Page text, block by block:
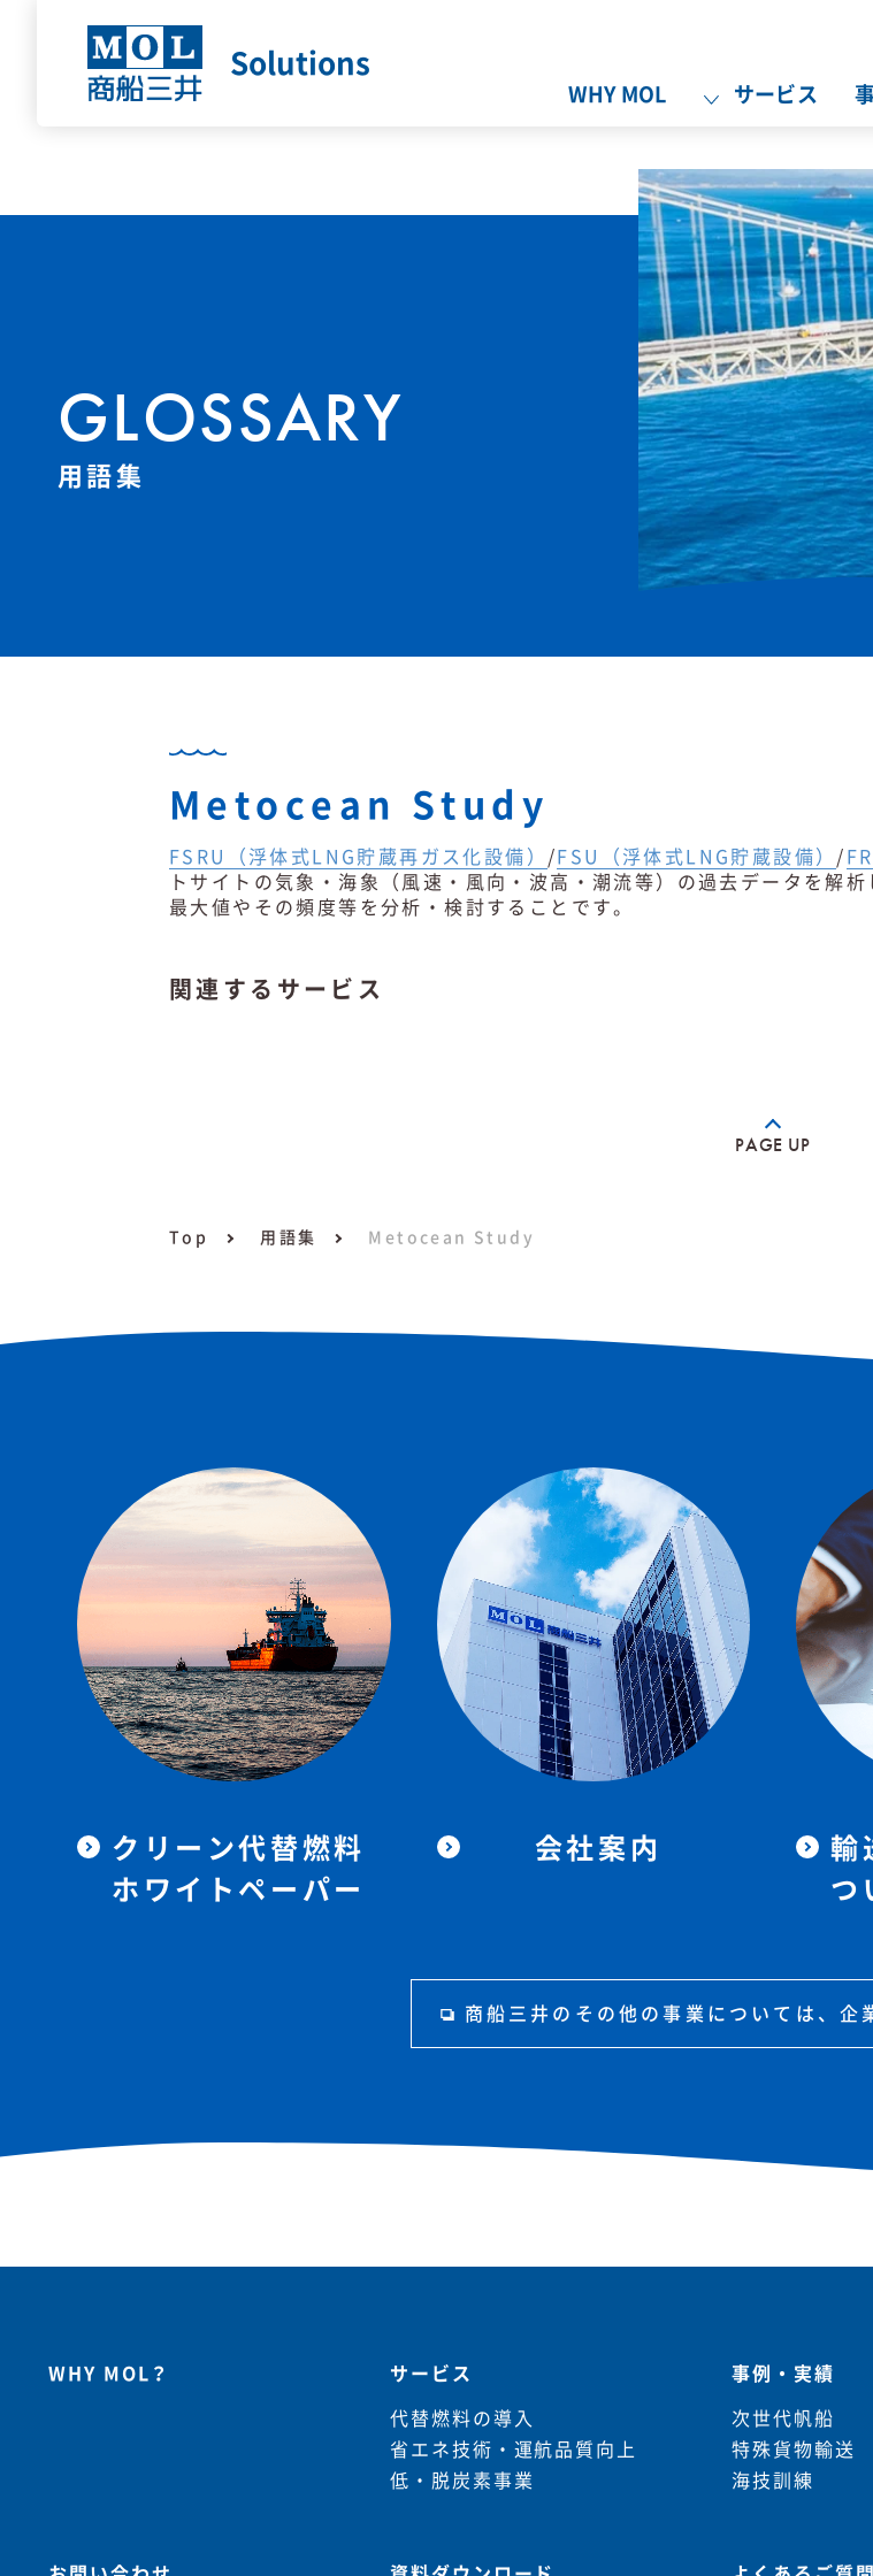
Solutions
WHY MOL サービス
GLOSSARY
用語集
Metocean Study
FSRU（浮体式LNG貯蔵再ガス化設備） / FSU（浮体式LNG貯蔵設備） /
トサイトの気象・海象（風速・風向・波高・潮流等）の過去データを解
最大値やその頻度等を分析・検討することです。
関連するサービス
PAGE UP
Top 用語集 Metocean Study
クリーン代替燃料
ホワイトペーパー
会社案内
輸
つ
商船三井のその他の事業については、企
WHY MOL？ サービス
代替燃料の導入
省エネ技術・運航品質向上
低・脱炭素事業
事例・実績
次世代帆船
特殊貨物輸送
海技訓練